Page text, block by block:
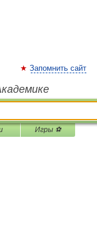
Запомнить сайт
Игры ⚽